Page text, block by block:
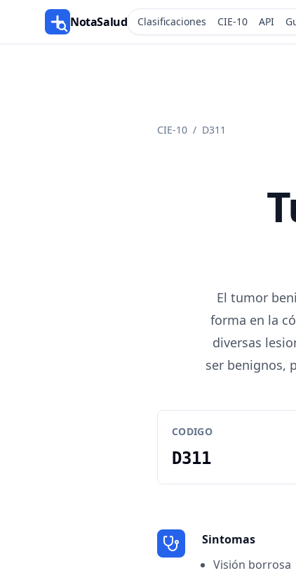
NotaSalud Clasificaciones CIE-10 API
CIE-10 / D311
El tumor
forma en la
diversas
ser benignos,
CODIGO
D311
Sintomas
Visión borrosa